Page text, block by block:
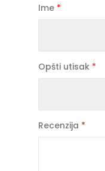
Ime
Opšti utisak
Recenzija